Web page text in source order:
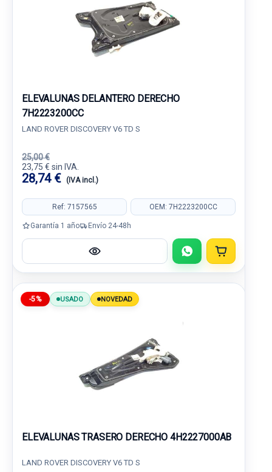
ELEVALUNAS DELANTERO DERECHO
7H2223200CC
LAND ROVER DISCOVERY V6 TD S
25,00 €
23,75 € sin IVA.
28,74 € (IVA incl.)
Ref: 7157565 OEM: 7H2223200CC
Garantía 1 año Envío 24-48h
-5% USADO NOVEDAD
ELEVALUNAS TRASERO DERECHO 4H2227000AB
LAND ROVER DISCOVERY V6 TD S